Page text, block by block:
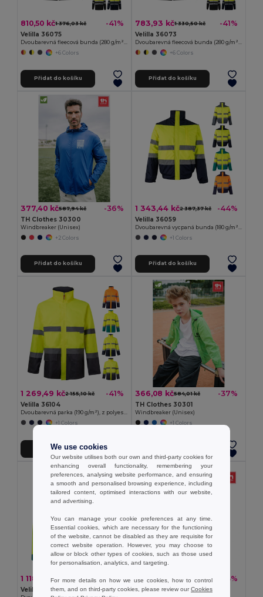
810,50 kč1 376,03 kč -41%
Velilla 36075
+6 Colors
Přidat do košíku
783,93 kč1 330,50 kč -41%
Velilla 36073
+6 Colors
Přidat do košíku
377,40 kč587,94 kč -36%
TH Clothes 30300
Windbreaker (Unisex)
+2 Colors
Přidat do košíku
1 343,44 kč2 387,37 kč -44%
Velilla 36059
+1 Colors
Přidat do košíku
1 269,49 kč2 155,10 kč -41%
Velilla 36104
+1 Colors
Přidat do košíku
366,08 kč584,01 kč -37%
TH Clothes 30301
Windbreaker (Unisex)
+1 Colors
1 118,57 kč1 780,47 kč -37%
Velilla 36145
543,57 kč 813,04 kč -33%
TH Clothes 30271
We use cookies
Our website utilises both our own and third-party cookies for
enhancing overall functionality, remembering your
preferences, analysing website performance, and ensuring
a smooth and personalised browsing experience, including
tailored content, optimised interactions with our website,
and advertising.
You can manage your cookie preferences at any time.
Essential cookies, which are necessary for the functioning
of the website, cannot be disabled as they are requisite for
correct website operation. However, you may choose to
allow or block other types of cookies, such as those used
for personalisation, analytics, and targeting.
For more details on how we use cookies, how to control
them, and on third-party cookies, please review ourCookies